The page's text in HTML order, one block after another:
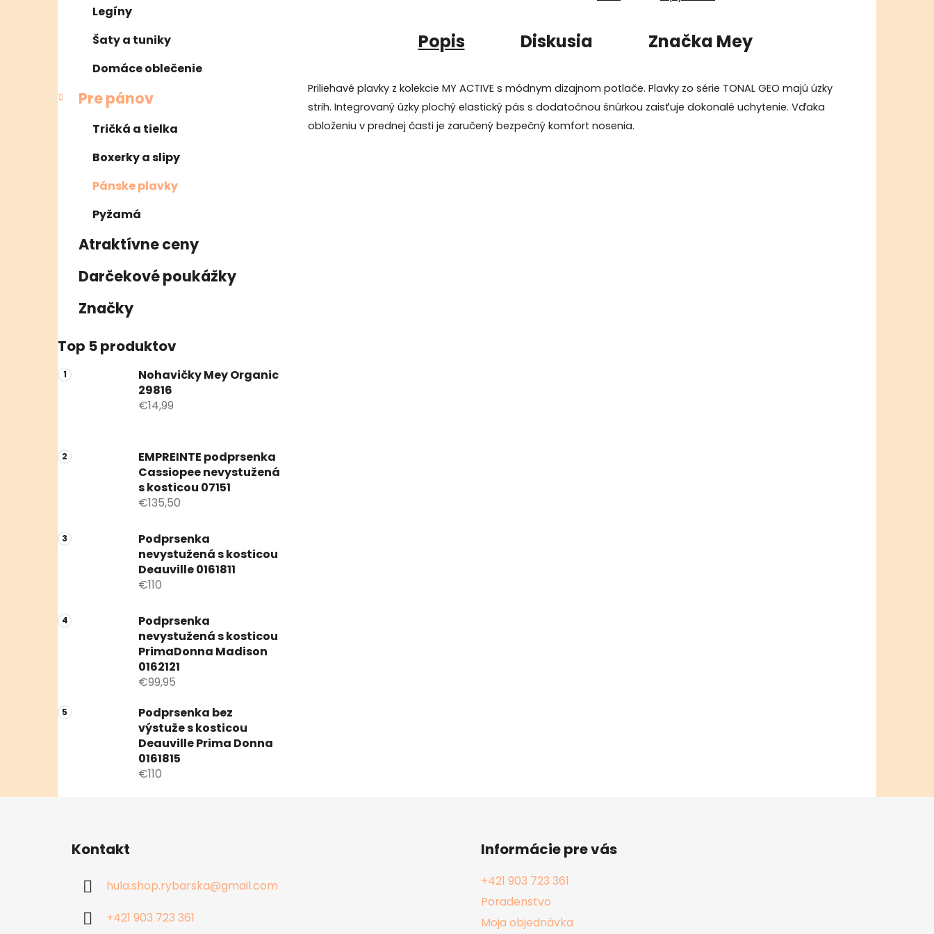
Legíny
Šaty a tuniky
Domáce oblečenie
Pre pánov
Tričká a tielka
Boxerky a slipy
Pánske plavky
Pyžamá
Atraktívne ceny
Darčekové poukážky
Značky
Top 5 produktov
Nohavičky Mey Organic
29816
€14,99
EMPREINTE podprsenka
Cassiopee nevystužená
s kosticou 07151
€135,50
Podprsenka
nevystužená s kosticou
Deauville 0161811
€110
Podprsenka
nevystužená s kosticou
PrimaDonna Madison
0162121
€99,95
Podprsenka bez
výstuže s kosticou
Deauville Prima Donna
0161815
€110
Popis Diskusia Značka Mey
Priliehavé plavky z kolekcie MY ACTIVE s módnym dizajnom potlače. Plavky zo série TONAL GEO majú úzky
strih. Integrovaný úzky plochý elastický pás s dodatočnou šnúrkou zaisťuje dokonalé uchytenie. Vďaka
obloženiu v prednej časti je zaručený bezpečný komfort nosenia.
Kontakt
hula.shop.rybarska@gmail.com
+421 903 723 361
Informácie pre vás
+421 903 723 361
Poradenstvo
Moja objednávka